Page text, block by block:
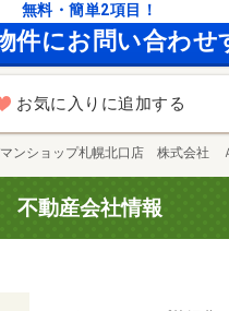
無料・簡単2項目！
件にお問い合わせ
お気に入りに追加する
ンショップ札幌北口店 株式会社
不動産会社情報